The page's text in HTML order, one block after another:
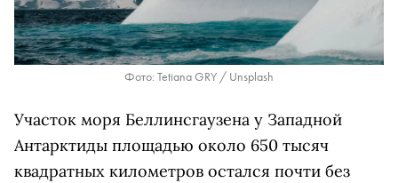
Фото: Tetiana GRY / Unsplash
Участок моря Беллинсгаузена у Западной
Антарктиды площадью около 650 тысяч
квадратных километров остался почти без